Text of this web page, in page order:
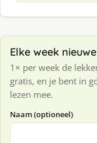
Elke week
1× per week de
gratis, en je bent in
lezen mee.
Naam (optioneel)